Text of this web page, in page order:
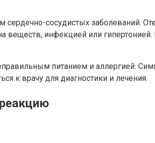
сердечно-сосудистых
веществ, инфекцией или
питанием и аллергией.
к врачу для диагностики и лечения.